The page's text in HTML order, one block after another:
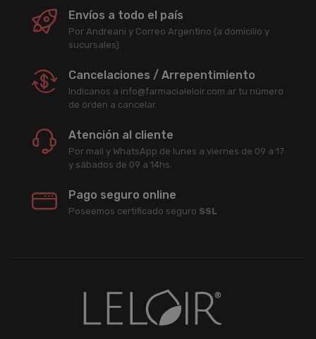
Envíos a todo el país
Por Andreani y Correo Argentino (a domicilio y
sucursales).
Cancelaciones / Arrepentimiento
Indicanos a info@farmacialeloir.com.ar tu número
de órden a cancelar.
Atención al cliente
Por mail y WhatsApp de lunes a viernes de 09 a 17
y sábados de 09 a 14hs.
Pago seguro online
Poseemos certificado seguro SSL